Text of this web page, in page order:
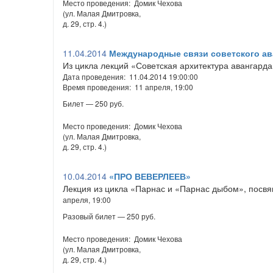
Место проведения: Домик Чехова
(ул. Малая Дмитровка,
д. 29, стр. 4.)
11.04.2014 Международные связи советского
Из цикла лекций «Советская архитектура
Дата проведения: 11.04.2014 19:00:00
Время проведения: 11 апреля, 19:00
Билет — 250 руб.
Место проведения: Домик Чехова
(ул. Малая Дмитровка,
д. 29, стр. 4.)
10.04.2014 «ПРО ВЕВЕРЛЕЕВ»
Лекция из цикла «Парнас и «Парнас дыбом»,
апреля, 19:00
Разовый билет — 250 руб.
Место проведения: Домик Чехова
(ул. Малая Дмитровка,
д. 29, стр. 4.)